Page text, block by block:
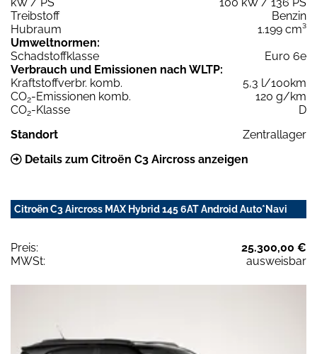
Treibstoff
Benzin
Hubraum
1.199 cm³
Umweltnormen:
Schadstoffklasse
Euro 6e
Verbrauch und Emissionen nach WLTP:
Kraftstoffverbr. komb.
5,3 l/100km
CO2-Emissionen komb.
120 g/km
CO2-Klasse
D
Standort
Zentrallager
Details zum Citroën C3 Aircross anzeigen
Citroën C3 Aircross MAX Hybrid 145 6AT Android Auto*Navi
Preis:
25.300,00 €
MWSt:
ausweisbar